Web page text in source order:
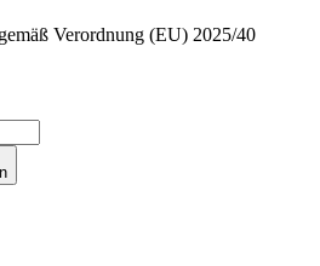
Verordnung (EU) 2025/40